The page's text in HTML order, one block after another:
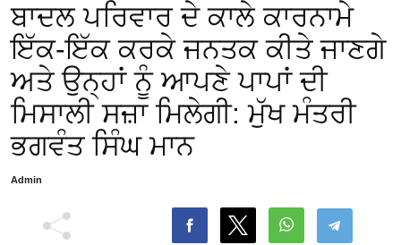
ਬਾਦਲ ਪਰਿਵਾਰ ਦੇ ਕਾਲੇ ਕਾਰਨਾਮੇ
ਇੱਕ-ਇੱਕ ਕਰਕੇ ਜਨਤਕ ਕੀਤੇ ਜਾਣਗੇ
ਅਤੇ ਉਨ੍ਹਾਂ ਨੂੰ ਆਪਣੇ ਪਾਪਾਂ ਦੀ
ਮਿਸਾਲੀ ਸਜ਼ਾ ਮਿਲੇਗੀ: ਮੁੱਖ ਮੰਤਰੀ
ਭਗਵੰਤ ਸਿੰਘ ਮਾਨ
Admin